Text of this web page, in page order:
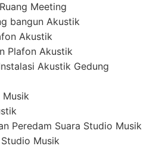
Meeting
bangun Akustik
Akustik
Plafon Akustik
Akustik Gedung
Musik
Peredam Suara Studio Musik
Musik